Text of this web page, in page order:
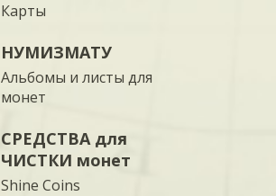
Карты
НУМИЗМАТУ
Альбомы и листы для
монет
СРЕДСТВА для
ЧИСТКИ монет
Shine Coins